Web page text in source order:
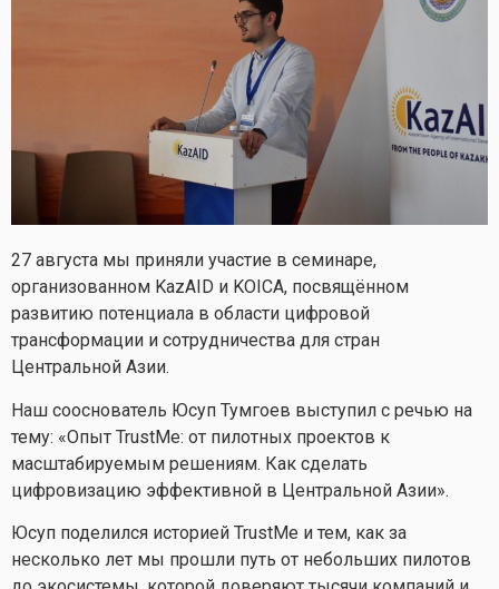
27 августа мы приняли участие в семинаре,
организованном KazAID и KOICA, посвящённом
развитию потенциала в области цифровой
трансформации и сотрудничества для стран
Центральной Азии.
Наш сооснователь Юсуп Тумгоев выступил с речью на
тему: «Опыт TrustMe: от пилотных проектов к
масштабируемым решениям. Как сделать
цифровизацию эффективной в Центральной Азии».
Юсуп поделился историей TrustMe и тем, как за
несколько лет мы прошли путь от небольших пилотов